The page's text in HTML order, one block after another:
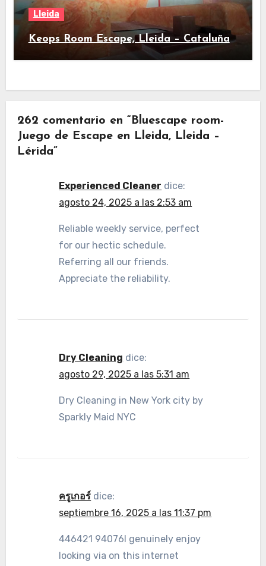
Lleida
Keops Room Escape, Lleida – Cataluña
262 comentario en “Bluescape room-
Juego de Escape en Lleida, Lleida –
Lérida”
Experienced Cleaner dice:
agosto 24, 2025 a las 2:53 am
Reliable weekly service, perfect
for our hectic schedule.
Referring all our friends.
Appreciate the reliability.
Dry Cleaning dice:
agosto 29, 2025 a las 5:31 am
Dry Cleaning in New York city by
Sparkly Maid NYC
ครูเกอร์ dice:
septiembre 16, 2025 a las 11:37 pm
446421 94076I genuinely enjoy
looking via on this internet